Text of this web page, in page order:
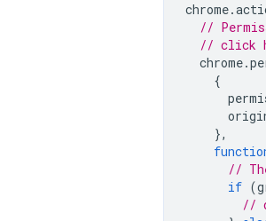
chrome.
//
// click
chrome.
{
},
//
if (
//